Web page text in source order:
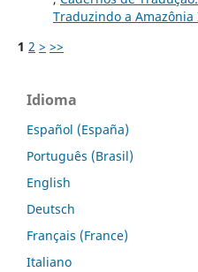
Traduzindo a Amazônia
1 2 > >>
Idioma
Español (España)
Português (Brasil)
English
Deutsch
Français (France)
Italiano